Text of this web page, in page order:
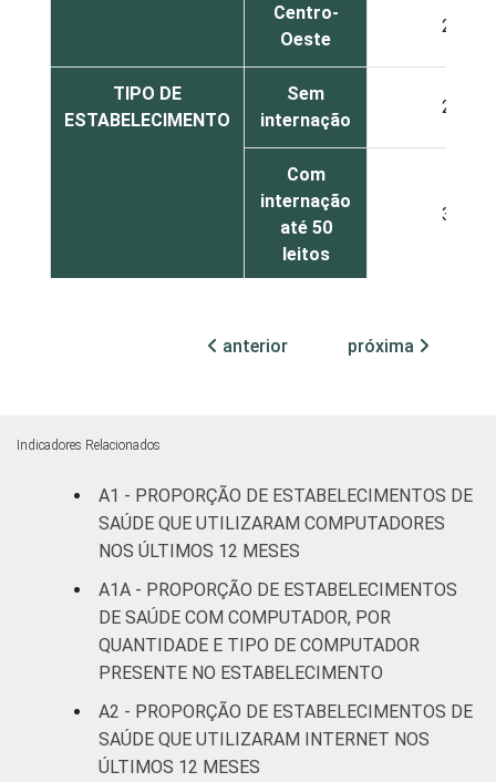
Centro-
Oeste
24
TIPO DE
ESTABELECIMENTO
Sem
internação
23
Com
internação
até 50
leitos
33
internação,
mais de 50
diagnose e
terapia
Interior
que declararam ter utilizado Internet nos
últimos 12 meses em relação ao momento
da entrevista. Respostas estimuladas. Dados
anterior próxima
Indicadores Relacionados
A1 - PROPORÇÃO DE ESTABELECIMENTOS DE
SAÚDE QUE UTILIZARAM COMPUTADORES
NOS ÚLTIMOS 12 MESES
A1A - PROPORÇÃO DE ESTABELECIMENTOS
DE SAÚDE COM COMPUTADOR, POR
QUANTIDADE E TIPO DE COMPUTADOR
PRESENTE NO ESTABELECIMENTO
A2 - PROPORÇÃO DE ESTABELECIMENTOS DE
SAÚDE QUE UTILIZARAM INTERNET NOS
ÚLTIMOS 12 MESES